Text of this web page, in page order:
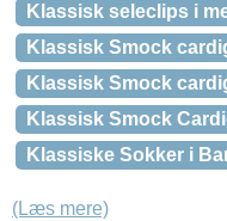
Klassisk seleclips i
Klassisk Smock
Klassisk Smock
Klassisk Smock
Klassiske Sokker i
(Læs mere)